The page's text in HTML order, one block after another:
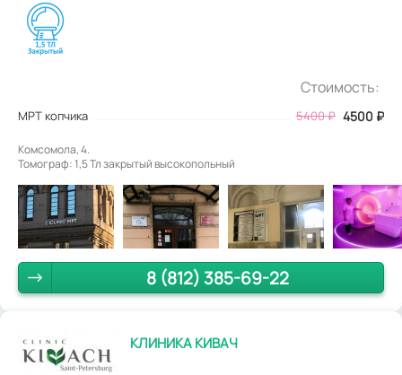
Стоимость:
МРТ копчика 5400₽ 4500 ₽
Комсомола, 4.
Томограф: 1,5 Тл закрытый высокопольный
8 (812) 385-69-22
КЛИНИКА КИВАЧ